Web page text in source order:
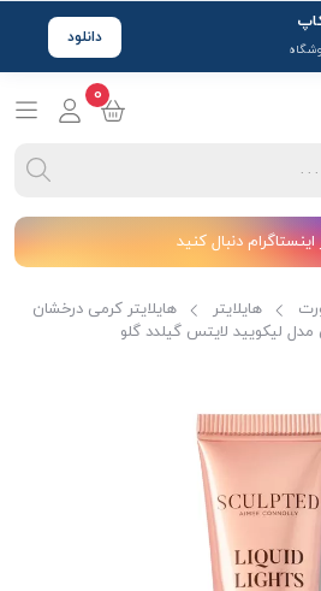
دانلود
0
اینستاگرام دنبال کنید
هایلایتر
هایلایتر کرمی درخشان
لیکویید لایتس گیلدد گلو